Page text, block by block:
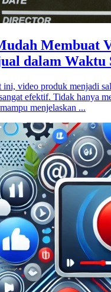
Membuat
dalam Waktu
ini, video produk menjadi
efektif. Tidak hanya
menjelaskan ...